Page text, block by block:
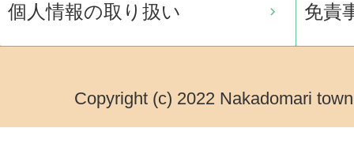
個人情報の取り扱い 免責
Copyright (c) 2022 Nakadomari